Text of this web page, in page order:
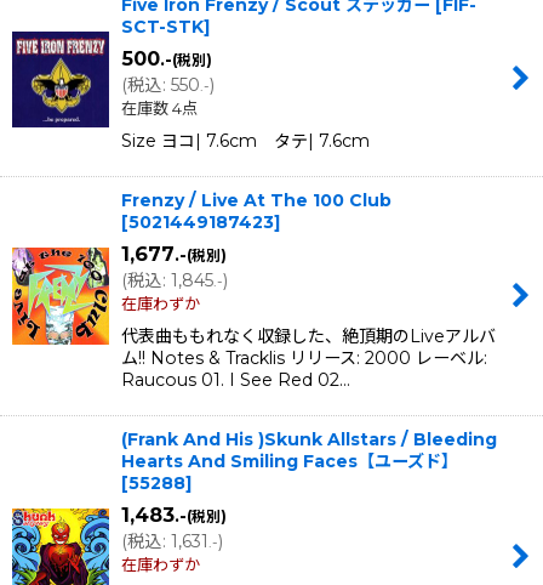
Five Iron Frenzy / Scout ステッカー [FIF-
SCT-STK]
500.-(税別)
(税込: 550.-)
在庫数 4点
Size ヨコ| 7.6cm タテ| 7.6cm
Frenzy / Live At The 100 Club
[5021449187423]
1,677.-(税別)
(税込: 1,845.-)
在庫わずか
代表曲ももれなく収録した、絶頂期のLiveアルバ
ム!! Notes & Tracklis リリース: 2000 レーベル:
Raucous 01. I See Red 02…
(Frank And His )Skunk Allstars / Bleeding
Hearts And Smiling Faces【ユーズド】
[55288]
1,483.-(税別)
(税込: 1,631 .-)
在庫わずか